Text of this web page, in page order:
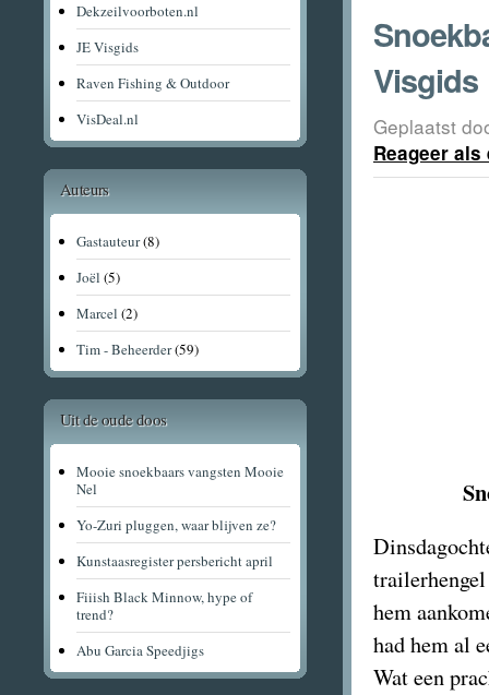
Visgids
Geplaatst
Reageer
hem
had hem al
Wat een
Dekzeilvoorboten.nl
JE Visgids
Raven Fishing & Outdoor
VisDeal.nl
Auteurs
Gastauteur(8)
Joël (5)
Marcel (2)
Tim - Beheerder(59)
Uit de oude doos
Mooie snoekbaars vangsten Mooie
Nel
Yo-Zuri pluggen, waar blijven ze?
Kunstaasregister persbericht april
Fiiish Black Minnow, hype of
trend?
Abu Garcia Speedjigs